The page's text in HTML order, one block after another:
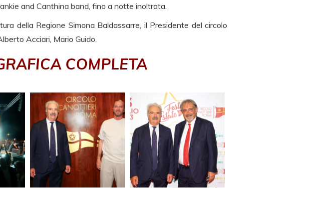
and Canthina band, fino a notte inoltrata.
della Regione Simona Baldassarre, il Presidente del circolo
Acciari, Mario Guido.
COMPLETA